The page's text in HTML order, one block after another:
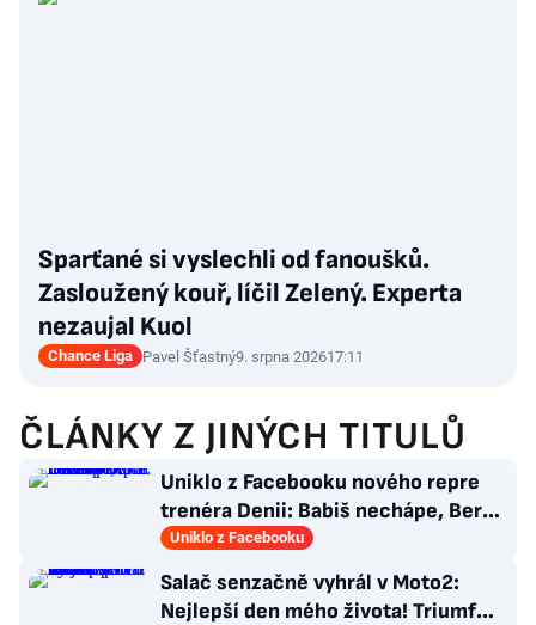
Sparťané si vyslechli od fanoušků.
Zasloužený kouř, líčil Zelený. Experta
nezaujal Kuol
Chance Liga Pavel Šťastný9. srpna 202617:11
ČLÁNKY Z JINÝCH TITULŮ
Uniklo z Facebooku nového repre
trenéra Denii: Babiš nechápe, Berbr
přivítal naivku
Uniklo z Facebooku
Salač senzačně vyhrál v Moto2:
Nejlepší den mého života! Triumf